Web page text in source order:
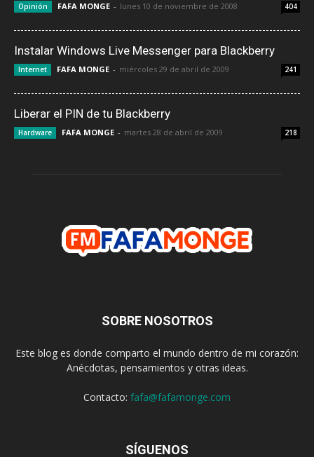
Opinión FAFA MONGE - lunes 10 de noviembre de 2008 404
Instalar Windows Live Messenger para Blackberry
Internet FAFA MONGE - miércoles 29 de abril de 2009 241
Liberar el PIN de tu Blackberry
Hardware FAFA MONGE - martes 28 de abril de 2009 218
SOBRE NOSOTROS
Este blog es donde comparto el mundo dentro de mi corazón:
Anécdotas, pensamientos y otras ideas.
Contacto: fafa@fafamonge.com
SÍGUENOS